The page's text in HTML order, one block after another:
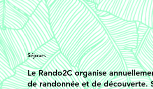
Séjours
Le Rando2C organise
de randonnée et de découverte.